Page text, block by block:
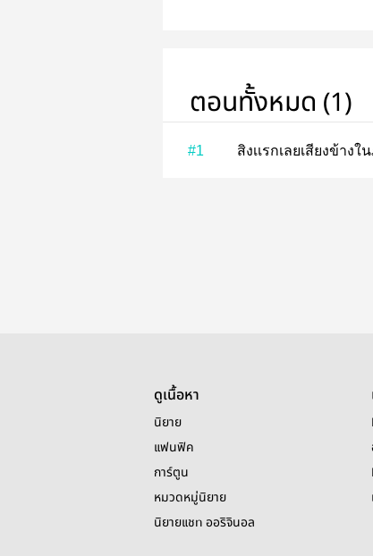
ตอนทั้งหมด (1)
#1
ดูเนื้อหา
นิยาย
แฟนฟิค
การ์ตูน
หมวดหมู่นิยาย
นิยายแชท ออริจินอล